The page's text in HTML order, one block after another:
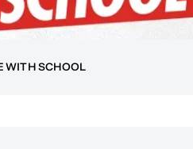
WITH SCHOOL